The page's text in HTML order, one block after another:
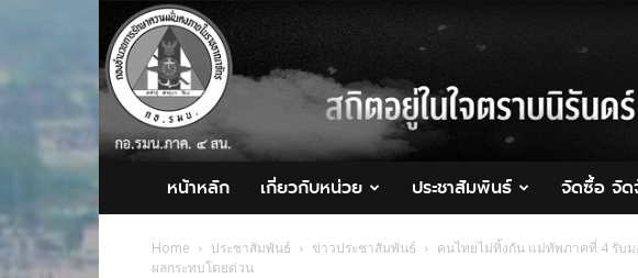
กอ.รมน.ภาค
4
สน.
หน้าหลัก เกี่ยวกับหน่วย ประชาสัมพันธ์ จัดซื้อ จัด
Home ประชาสัมพันธ์ ข่าวประชาสัมพันธ์
คนไทยไม่ทิ้งกัน แม่ทัพภาคที่ 4 รับม
ผลกระทบโดยด่วน